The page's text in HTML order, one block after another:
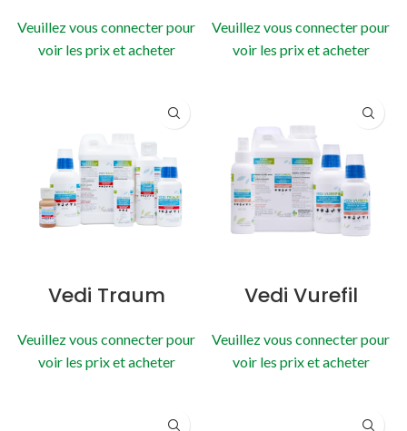
Veuillez vous connecter pour
voir les prix et acheter
Veuillez vous connecter pour
voir les prix et acheter
Vedi Traum
Veuillez vous connecter pour
voir les prix et acheter
Vedi Vurefil
Veuillez vous connecter pour
voir les prix et acheter